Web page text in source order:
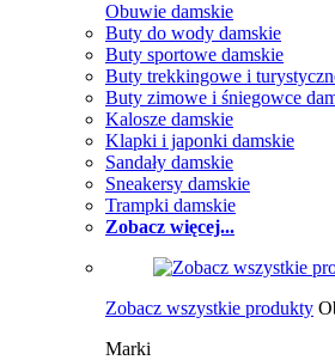
Obuwie damskie
Buty do wody damskie
Buty sportowe damskie
Buty trekkingowe i
Buty zimowe i śniegowce
Kalosze damskie
Klapki i japonki damskie
Sandały damskie
Sneakersy damskie
Trampki damskie
Zobacz więcej...
Zobacz wszystkie produkty
Marki